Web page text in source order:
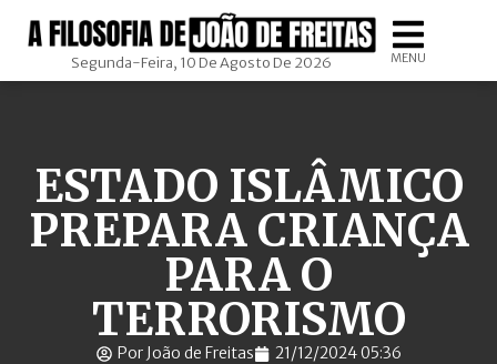
Segunda-Feira, 10 De Agosto De 2026 MENU
ESTADO ISLÂMICO
PREPARA CRIANÇA
PARA O
TERRORISMO
Por João de Freitas 21/12/2024 05:36